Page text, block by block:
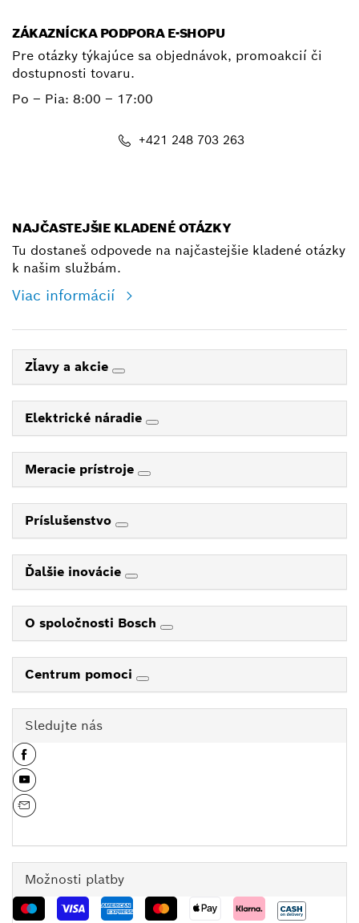
ZÁKAZNÍCKA PODPORA E-SHOPU
Pre otázky týkajúce sa objednávok, promoakcií či
dostupnosti tovaru.
Po – Pia: 8:00 – 17:00
+421 248 703 263
NAJČASTEJŠIE KLADENÉ OTÁZKY
Tu dostaneš odpovede na najčastejšie kladené otázky
k našim službám.
Viac informácií
Zľavy a akcie
Elektrické náradie
Meracie prístroje
Príslušenstvo
Ďalšie inovácie
O spoločnosti Bosch
Centrum pomoci
Sledujte nás
Možnosti platby